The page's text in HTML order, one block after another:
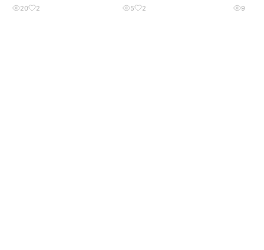
20 2 5 2 9